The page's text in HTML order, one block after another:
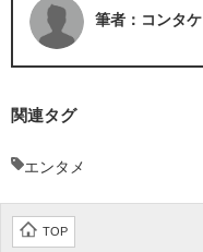
筆者：コンタケ
関連タグ
エンタメ
TOP